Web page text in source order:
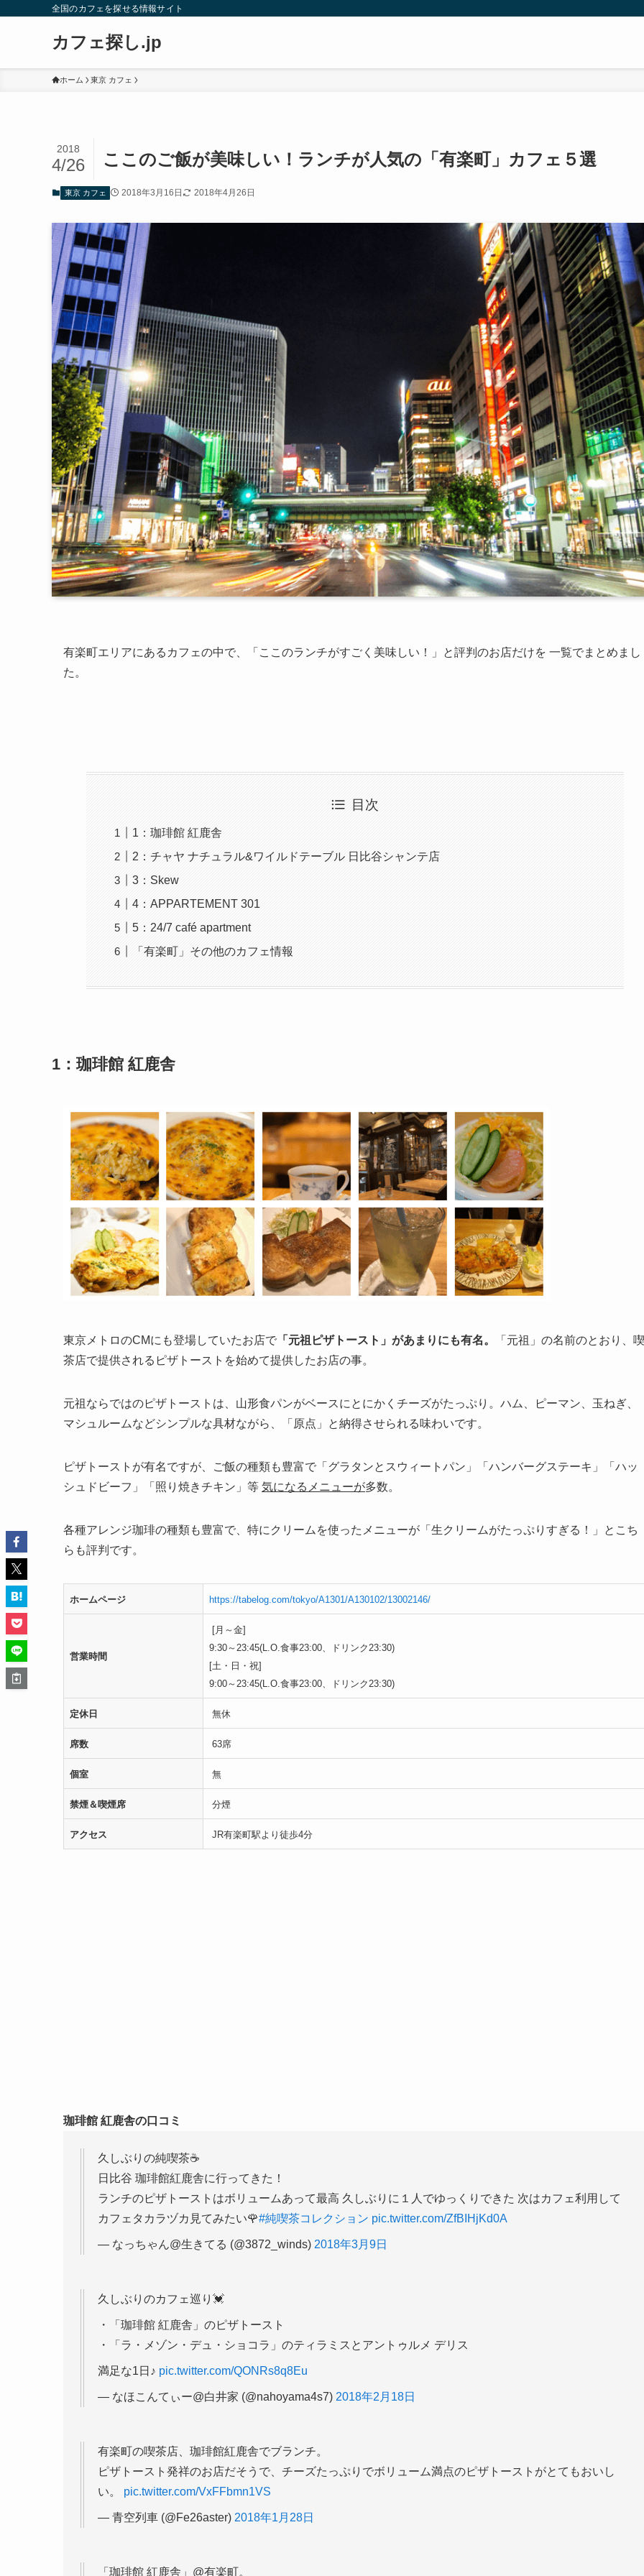
全国のカフェを探せる情報サイト
カフェ探し.jp
ホーム 東京 カフェ
ここのご飯が美味しい！ランチが人気の「有楽町」カフェ５選
2018
4/26
東京 カフェ 2018年3月16日 2018年4月26日
有楽町エリアにあるカフェの中で、「ここのランチがすごく美味しい！」と評判のお店だけを 一覧でまとめまし
た。
目次
1：珈琲館 紅鹿舎
2：チャヤ ナチュラル&ワイルドテーブル 日比谷シャンテ店
3：Skew
4：APPARTEMENT 301
5：24/7 café apartment
「有楽町」その他のカフェ情報
1：珈琲館 紅鹿舎
東京メトロのCMにも登場していたお店で 「元祖ピザトースト」があまりにも有名。
「元祖」の名前のとおり、喫
茶店で提供されるピザトーストを始めて提供したお店の事。
元祖ならではのピザトーストは、山形食パンがベースにとにかくチーズがたっぷり。ハム、ピーマン、玉ねぎ、
マシュルームなどシンプルな具材ながら、「原点」と納得させられる味わいです。
ピザトーストが有名ですが、ご飯の種類も豊富で「グラタンとスウィートパン」「ハンバーグステーキ」「ハッ
シュドビーフ」「照り焼きチキン」等 気になるメニューが多数。
各種アレンジ珈琲の種類も豊富で、特にクリームを使ったメニューが「生クリームがたっぷりすぎる！」とこち
らも評判です。
ホームページ https://tabelog.com/tokyo/A1301/A130102/13002146/
営業時間
[月～金]
9:30～23:45(L.O.食事23:00、ドリンク23:30)
[土・日・祝]
9:00～23:45(L.O.食事23:00、ドリンク23:30)
定休日 無休
席数 63席
個室 無
禁煙＆喫煙席 分煙
アクセス JR有楽町駅より徒歩4分
珈琲館 紅鹿舎の口コミ
久しぶりの純喫茶☕
日比谷 珈琲館紅鹿舎に行ってきた！
ランチのピザトーストはボリュームあって最高 久しぶりに１人でゆっくりできた 次はカフェ利用して
カフェタカラヅカ見てみたい🌹#純喫茶コレクション pic.twitter.com/ZfBIHjKd0A
— なっちゃん@生きてる (@3872_winds) 2018年3月9日
久しぶりのカフェ巡り💓
・「珈琲館 紅鹿舎」のピザトースト
・「ラ・メゾン・デュ・ショコラ」のティラミスとアントゥルメ デリス
満足な1日♪ pic.twitter.com/QONRs8q8Eu
— なほこんてぃー@白井家 (@nahoyama4s7) 2018年2月18日
有楽町の喫茶店、珈琲館紅鹿舎でブランチ。
ピザトースト発祥のお店だそうで、チーズたっぷりでボリューム満点のピザトーストがとてもおいし
い。 pic.twitter.com/VxFFbmn1VS
— 青空列車 (@Fe26aster) 2018年1月28日
「珈琲館 紅鹿舎」@有楽町。